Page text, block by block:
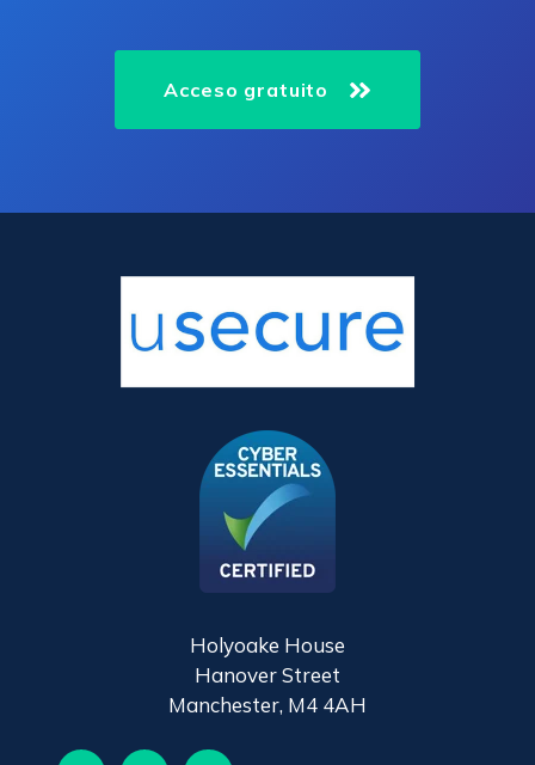
Acceso gratuito
Holyoake House
Hanover Street
Manchester, M4 4AH